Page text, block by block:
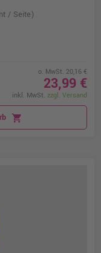
/ Seite)
o. MwSt. 20,16 €
23,99 €
inkl. MwSt. zzgl. Versand
shopping_cart